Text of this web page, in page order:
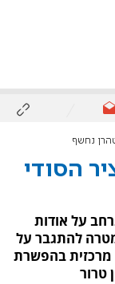
נחשף
הסודי
על אודות
להתגבר על
מרכזית בהפשרת
טרור